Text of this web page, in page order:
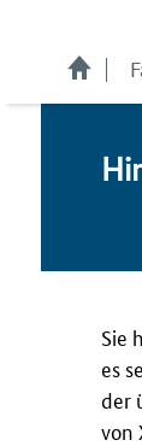
Sie
es
der
von